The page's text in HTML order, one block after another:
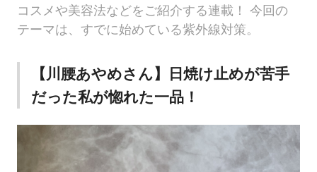
コスメや美容法などをご紹介する連載！ 今回の
テーマは、すでに始めている紫外線対策。
【川腰あやめさん】日焼け止めが苦手
だった私が惚れた一品！